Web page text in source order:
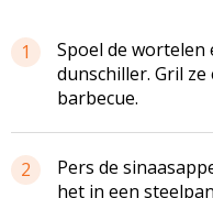
1
Spoel de wortelen
dunschiller. Gril
barbecue.
2
Pers de
het in een